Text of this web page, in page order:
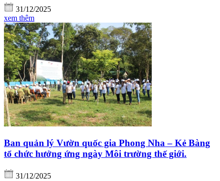
31/12/2025
xem thêm
Ban quản lý Vườn quốc gia Phong Nha – Kẻ Bàng
tổ chức hưởng ứng ngày Môi trường thế giới.
31/12/2025